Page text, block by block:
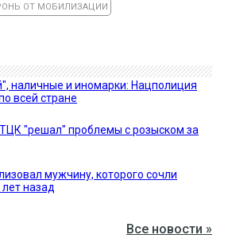
ОТ МОБИЛИЗАЦИИ
наличные и иномарки: Нацполиция
всей стране
"решал" проблемы с розыском за
мужчину, которого сочли
назад
Все новости »